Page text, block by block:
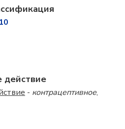
действие
- контрацептивное,